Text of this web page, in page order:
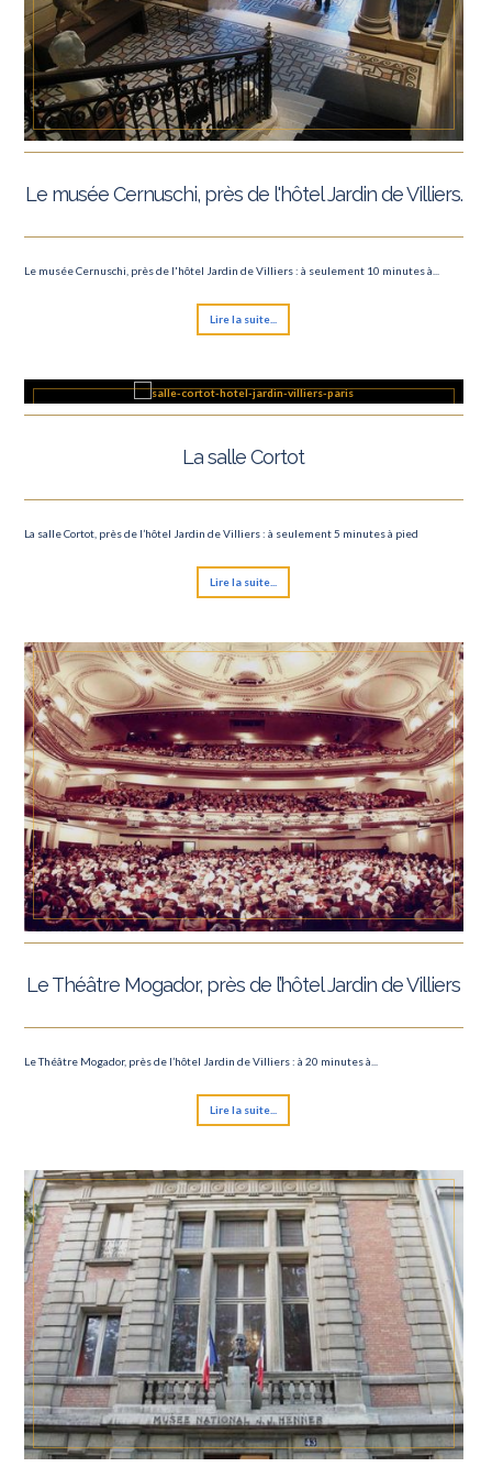
Le musée Cernuschi, près de l'hôtel Jardin de Villiers.
Le musée Cernuschi, près de l'hôtel Jardin de Villiers : à seulement 10 minutes à...
Lire la suite...
La salle Cortot
La salle Cortot, près de l’hôtel Jardin de Villiers : à seulement 5 minutes à pied
Lire la suite...
Le Théâtre Mogador, près de l’hôtel Jardin de Villiers
Le Théâtre Mogador, près de l’hôtel Jardin de Villiers : à 20 minutes à...
Lire la suite...